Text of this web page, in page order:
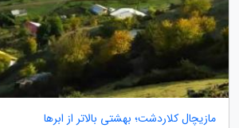
مازیچال کلاردشت؛ بهشتی بالاتر از ابرها